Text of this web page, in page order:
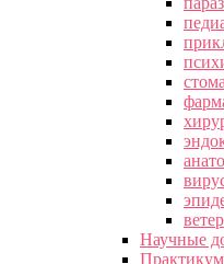
Научные